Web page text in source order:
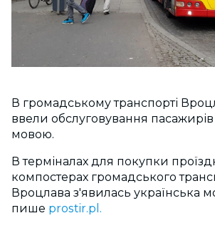
В громадському транспорті
ввели обслуговування
мовою.
В терміналах для покупки
компостерах громадського
Вроцлава з'явилась українська
пише prostir.pl.